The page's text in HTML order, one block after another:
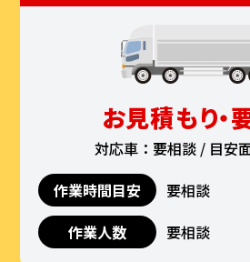
お見積もり・
対応車：要相談 / 目安
作業時間目安
要相談
作業人数
要相談